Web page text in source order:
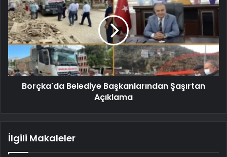
Borçka'da Belediye Başkanlarından Şaşırtan
Açıklama
İlgili Makaleler